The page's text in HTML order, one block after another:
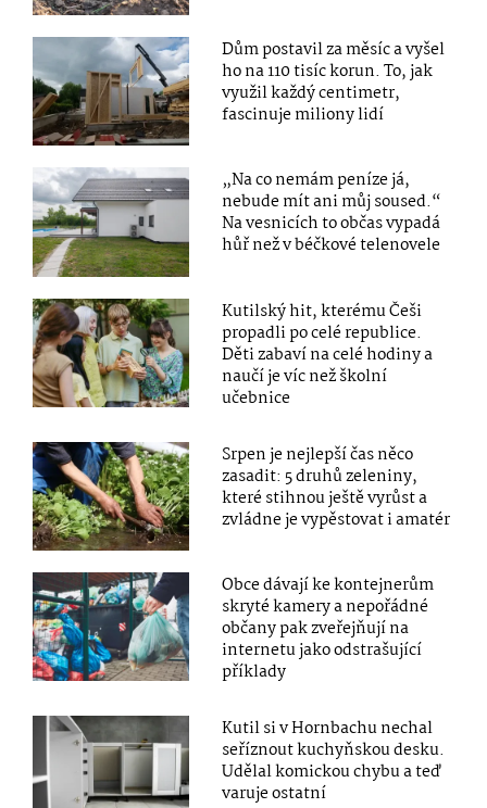
Dům postavil za měsíc a vyšel
ho na 110 tisíc korun. To, jak
využil každý centimetr,
fascinuje miliony lidí
„Na co nemám peníze já,
nebude mít ani můj soused.“
Na vesnicích to občas vypadá
hůř než v béčkové telenovele
Kutilský hit, kterému Češi
propadli po celé republice.
Děti zabaví na celé hodiny a
naučí je víc než školní
učebnice
Srpen je nejlepší čas něco
zasadit: 5 druhů zeleniny,
které stihnou ještě vyrůst a
zvládne je vypěstovat i amatér
Obce dávají ke kontejnerům
skryté kamery a nepořádné
občany pak zveřejňují na
internetu jako odstrašující
příklady
Kutil si v Hornbachu nechal
seříznout kuchyňskou desku.
Udělal komickou chybu a teď
varuje ostatní